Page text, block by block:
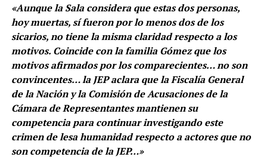
«Aunque la Sala considera que estas dos personas,
hoy muertas, sí fueron por lo menos dos de los
sicarios, no tiene la misma claridad respecto a los
motivos. Coincide con la familia Gómez que los
motivos afirmados por los comparecientes… no son
convincentes… la JEP aclara que la Fiscalía General
de la Nación y la Comisión de Acusaciones de la
Cámara de Representantes mantienen su
competencia para continuar investigando este
crimen de lesa humanidad respecto a actores que no
son competencia de la JEP…»